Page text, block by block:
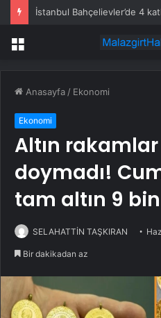
İstanbul Bahçelievler’de 4
Menü
Anasayfa / Ekonomi
Ekonomi
Altın
doymadı!
tam altın 9
SELAHATTİN TAŞKIRAN
Bir dakikadan az